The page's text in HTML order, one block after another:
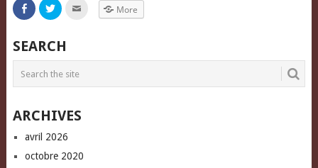
Click
to
share
Facebook
(Opens
in
window)
Click
to
Twitter
(Opens
in
window)
friend
More
SEARCH
ARCHIVES
avril 2026
octobre 2020